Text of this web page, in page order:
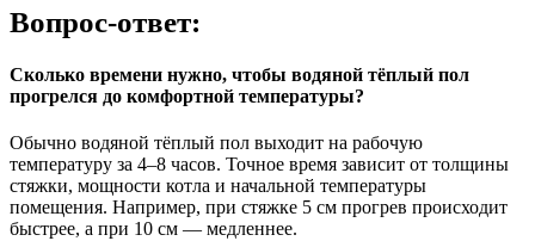
Вопрос-ответ:
Сколько времени нужно, чтобы водяной тёплый пол
прогрелся до комфортной температуры?
Обычно водяной тёплый пол выходит на рабочую
температуру за 4–8 часов. Точное время зависит от толщины
стяжки, мощности котла и начальной температуры
помещения. Например, при стяжке 5 см прогрев происходит
быстрее, а при 10 см — медленнее.